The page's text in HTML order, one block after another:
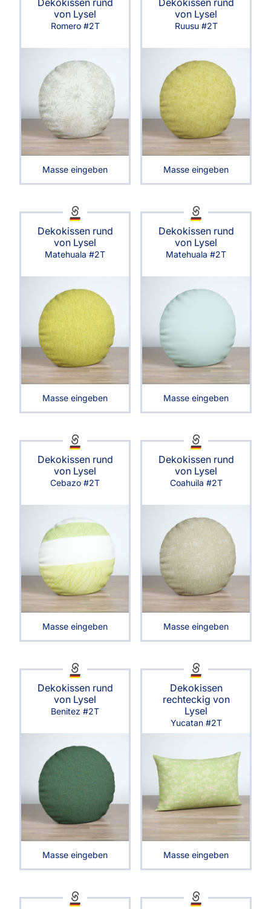
von Lysel
Romero #2T
Masse eingeben
von Lysel
Ruusu #2T
Masse eingeben
Dekokissen rund
von Lysel
Matehuala #2T
Masse eingeben
Dekokissen rund
von Lysel
Matehuala #2T
Masse eingeben
Dekokissen rund
von Lysel
Cebazo #2T
Masse eingeben
Dekokissen rund
von Lysel
Coahuila #2T
Masse eingeben
Dekokissen rund
von Lysel
Benitez #2T
Masse eingeben
Dekokissen
rechteckig von
Lysel
Yucatan #2T
Masse eingeben